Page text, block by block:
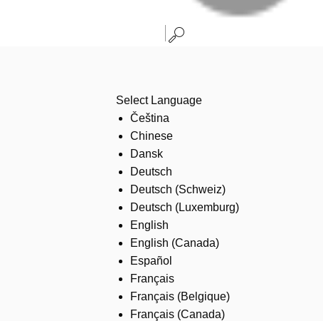
Select Language
Čeština
Chinese
Dansk
Deutsch
Deutsch (Schweiz)
Deutsch (Luxemburg)
English
English (Canada)
Español
Français
Français (Belgique)
Français (Canada)